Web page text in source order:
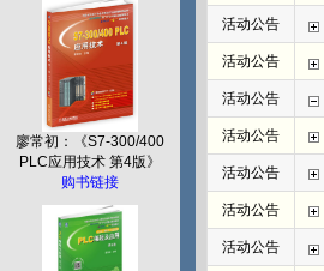
廖常初：《S7-300/400
PLC应用技术 第4版》
购书链接
活动公告
活动公告
活动公告
活动公告
活动公告
活动公告
活动公告